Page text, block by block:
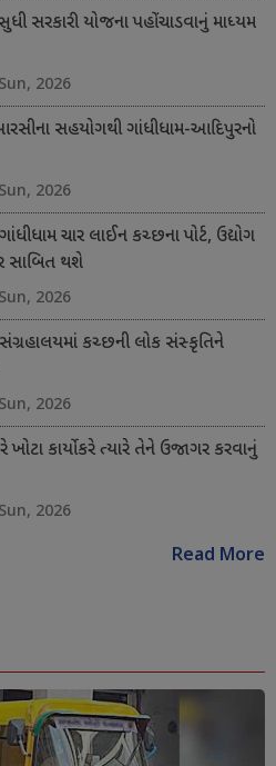
સરકારી યોજના પહોંચાડવાનું માધ્યમ
2026
સહયોગથી ગાંધીધામ-આદિપુરનો
2026
ચાર લાઈન કચ્છના પોર્ટ, ઉદ્યોગ
સાબિત થશે
2026
સંગ્રહાલયમાં કચ્છની લોક સંસ્કૃતિને
2026
ખોટા કાર્યો કરે ત્યારે તેને ઉજાગર કરવાનું
2026
Read More